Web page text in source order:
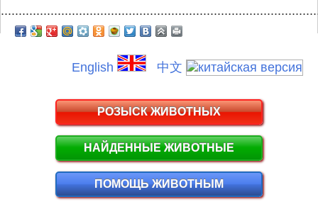
English 中文
РОЗЫСК ЖИВОТНЫХ
НАЙДЕННЫЕ ЖИВОТНЫЕ
ПОМОЩЬ ЖИВОТНЫМ